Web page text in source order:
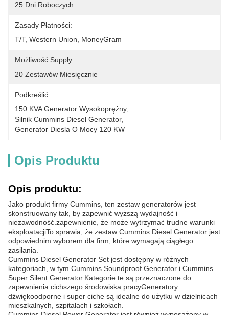
25 Dni Roboczych
Zasady Płatności:
T/T, Western Union, MoneyGram
Możliwość Supply:
20 Zestawów Miesięcznie
Podkreślić:
150 KVA Generator Wysokoprężny
Silnik Cummins Diesel Generator
Generator Diesla O Mocy 120 KW
Opis Produktu
Opis produktu:
Jako produkt firmy Cummins, ten zestaw generatorów jest
skonstruowany tak, by zapewnić wyższą wydajność i
niezawodność.zapewnienie, że może wytrzymać trudne warunki
eksploatacjiTo sprawia, że zestaw Cummins Diesel Generator jest
odpowiednim wyborem dla firm, które wymagają ciągłego
zasilania.
Cummins Diesel Generator Set jest dostępny w różnych
kategoriach, w tym Cummins Soundproof Generator i Cummins
Super Silent Generator.Kategorie te są przeznaczone do
zapewnienia cichszego środowiska pracyGeneratory
dźwiękoodporne i super ciche są idealne do użytku w dzielnicach
mieszkalnych, szpitalach i szkołach.